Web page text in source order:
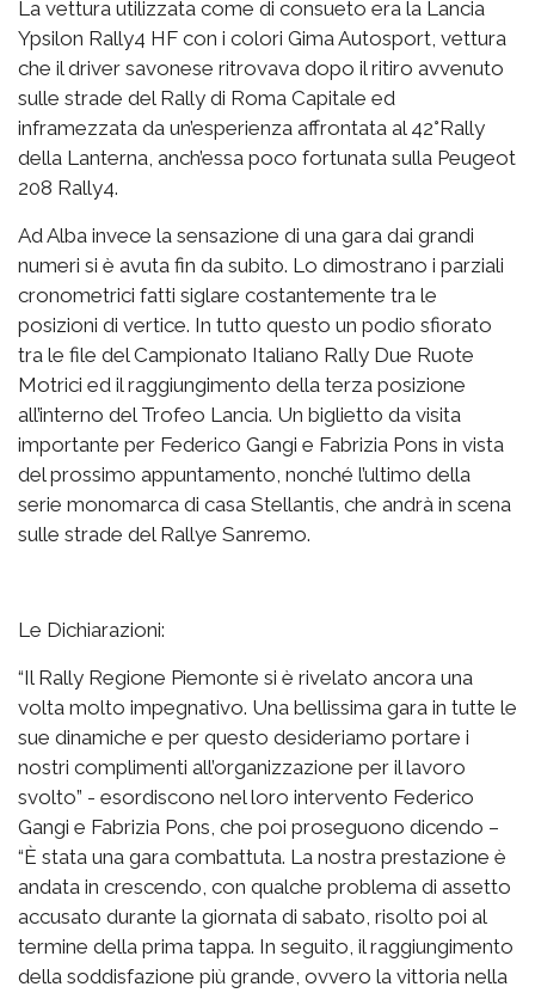
La vettura utilizzata come di consueto era la Lancia
Ypsilon Rally4 HF con i colori Gima Autosport, vettura
che il driver savonese ritrovava dopo il ritiro avvenuto
sulle strade del Rally di Roma Capitale ed
inframezzata da un’esperienza affrontata al 42°Rally
della Lanterna, anch’essa poco fortunata sulla Peugeot
208 Rally4.
Ad Alba invece la sensazione di una gara dai grandi
numeri si è avuta fin da subito. Lo dimostrano i parziali
cronometrici fatti siglare costantemente tra le
posizioni di vertice. In tutto questo un podio sfiorato
tra le file del Campionato Italiano Rally Due Ruote
Motrici ed il raggiungimento della terza posizione
all’interno del Trofeo Lancia. Un biglietto da visita
importante per Federico Gangi e Fabrizia Pons in vista
del prossimo appuntamento, nonché l’ultimo della
serie monomarca di casa Stellantis, che andrà in scena
sulle strade del Rallye Sanremo.
Le Dichiarazioni:
“Il Rally Regione Piemonte si è rivelato ancora una
volta molto impegnativo. Una bellissima gara in tutte le
sue dinamiche e per questo desideriamo portare i
nostri complimenti all’organizzazione per il lavoro
svolto” - esordiscono nel loro intervento Federico
Gangi e Fabrizia Pons, che poi proseguono dicendo –
“È stata una gara combattuta. La nostra prestazione è
andata in crescendo, con qualche problema di assetto
accusato durante la giornata di sabato, risolto poi al
termine della prima tappa. In seguito, il raggiungimento
della soddisfazione più grande, ovvero la vittoria nella